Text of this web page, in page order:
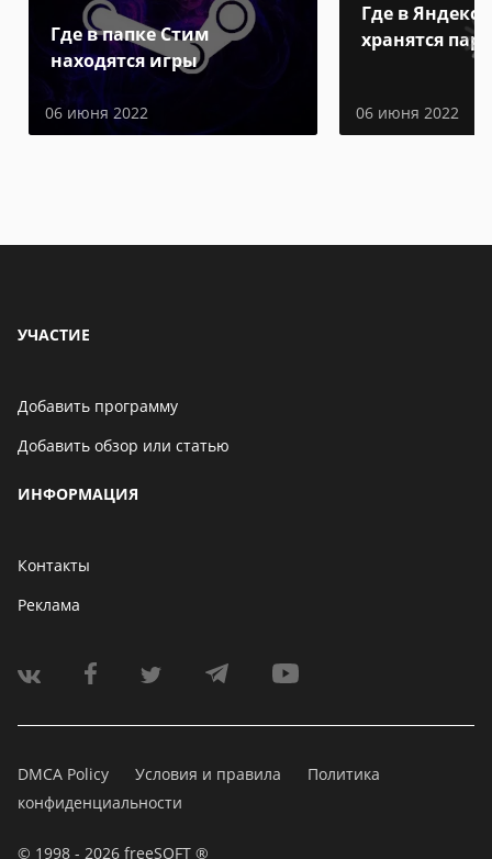
Где в папке Стим
находятся игры
06 июня 2022
Где в Яндекс
хранятся
06 июня 2022
УЧАСТИЕ
Добавить программу
Добавить обзор или статью
ИНФОРМАЦИЯ
Контакты
Реклама
DMCA Policy Условия и правила
Политика
конфиденциальности
© 1998 - 2026 freeSOFT ®